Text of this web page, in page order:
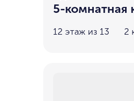
5-комнатная
12 этаж из 13 2